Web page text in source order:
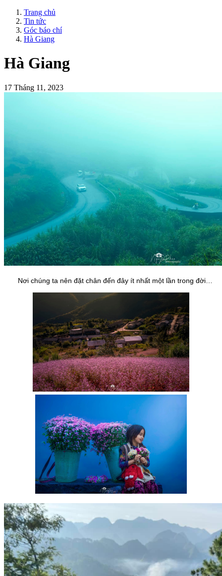
Trang chủ
Tin tức
Góc báo chí
Hà Giang
Hà Giang
17 Tháng 11, 2023
Nơi chúng ta nên đặt chân đến đây ít nhất một lần trong đời…